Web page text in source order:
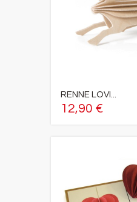
RENNE LOVI...
12,90 €